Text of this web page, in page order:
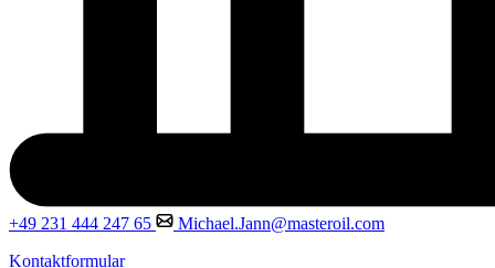
+49 231 444 247 65
Michael.Jann@masteroil.com
Kontaktformular